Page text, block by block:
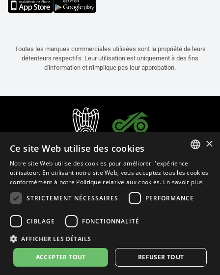
Toutes les marques commerciales utilisées sont la propriété de leurs
détenteurs respectifs. Leur utilisation est uniquement à des fins
d'information et n'implique pas leur approbation.
© 2026leovince.com VAT #: 1080016712
Politique de Confidentialité
ITALIAN
ENGLISH
×
Ce site Web utilise des cookies
Notre site Web utilise des cookies pour améliorer l'expérience
utilisateur. En utilisant notre site Web, vous acceptez tous les cookies
conformément à notre Politique relative aux cookies. En savoir plus
STRICTEMENT NÉCESSAIRES
PERFORMANCE
CIBLAGE FONCTIONNALITÉ
AFFICHER LES DÉTAILS
ACCEPTER TOUT REFUSER TOUT